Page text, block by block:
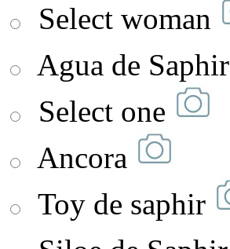
Select woman
Agua de Saphir
Select one
Ancora
Toy de saphir